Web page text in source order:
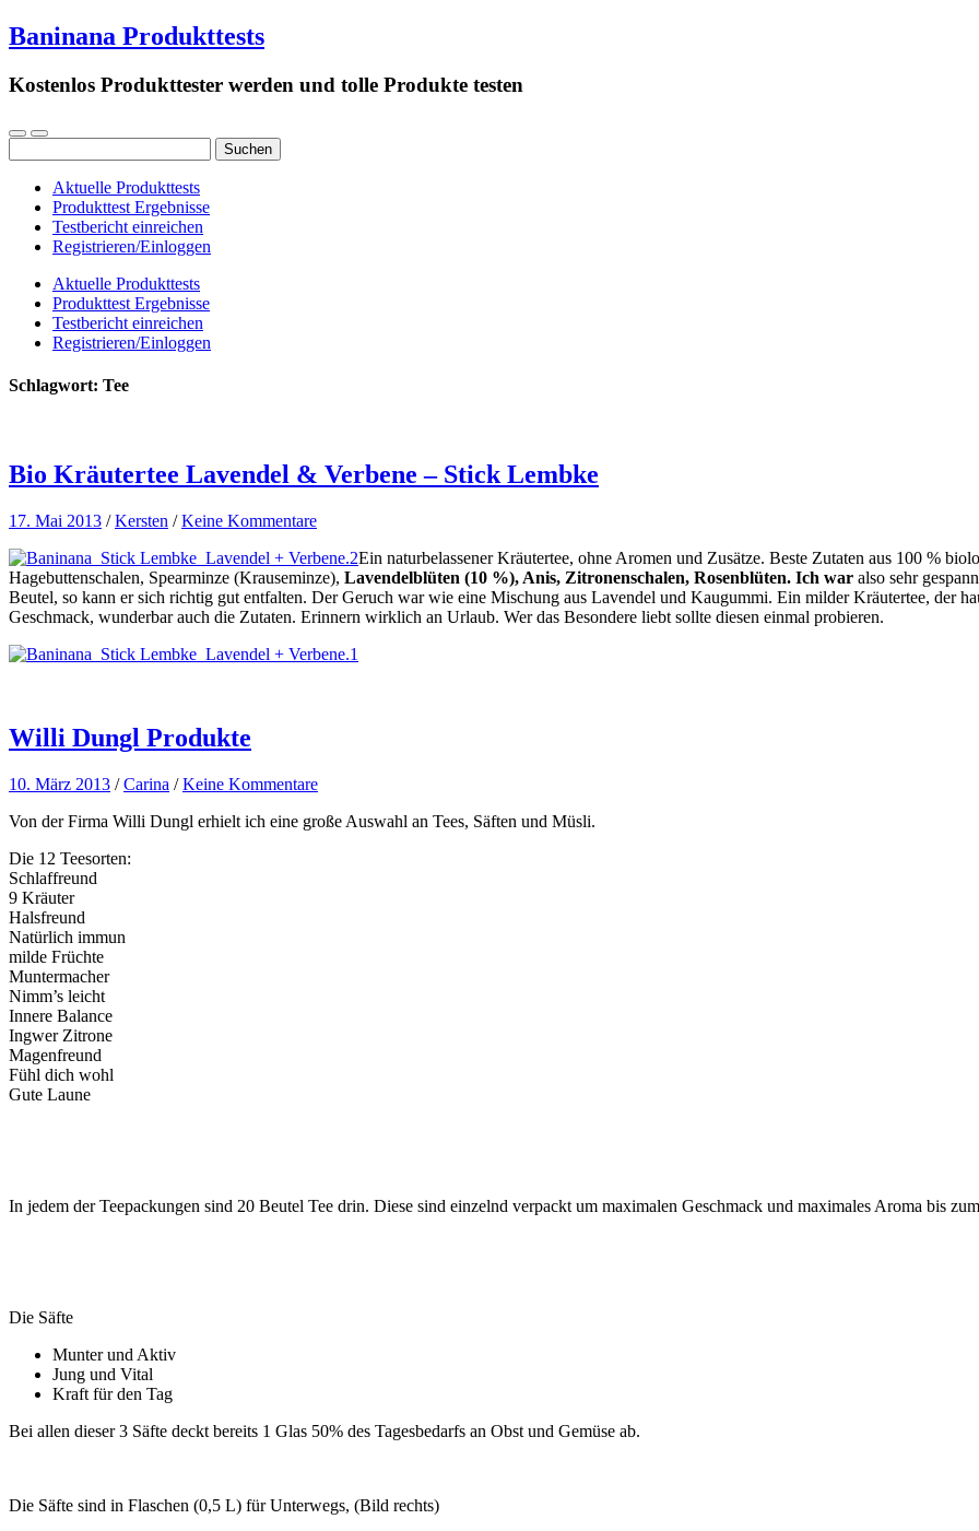
Baninana Produkttests
Kostenlos Produkttester werden und tolle Produkte testen
nach:
Aktuelle Produkttests
Produkttest Ergebnisse
Testbericht einreichen
Registrieren/Einloggen
Aktuelle Produkttests
Produkttest Ergebnisse
Testbericht einreichen
Registrieren/Einloggen
Schlagwort: Tee
Bio Kräutertee Lavendel & Verbene – Stick Lembke
17. Mai 2013 /Kersten /Keine Kommentare
Ein naturbelassener Kräutertee, ohne Aromen und Zusätze. Beste Zutaten aus 100 %
Hagebuttenschalen, Spearminze (Krauseminze), Lavendelblüten (10 %), Anis, Zitronenschalen, Rosenblüten. Ich war also sehr
Beutel, so kann er sich richtig gut entfalten. Der Geruch war wie eine Mischung aus Lavendel und Kaugummi. Ein milder Kräutertee, der
Geschmack, wunderbar auch die Zutaten. Erinnern wirklich an Urlaub. Wer das Besondere liebt sollte diesen einmal probieren.
Willi Dungl Produkte
10. März 2013 /Carina /Keine Kommentare
Von der Firma Willi Dungl erhielt ich eine große Auswahl an Tees, Säften und Müsli.
Die 12 Teesorten:
Schlaffreund
9 Kräuter
Halsfreund
Natürlich immun
milde Früchte
Muntermacher
Nimm’s leicht
Innere Balance
Ingwer Zitrone
Magenfreund
Fühl dich wohl
Gute Laune
In jedem der Teepackungen sind 20 Beutel Tee drin. Diese sind einzelnd verpackt um maximalen Geschmack und maximales Aroma bis
Die Säfte
Munter und Aktiv
Jung und Vital
Kraft für den Tag
Bei allen dieser 3 Säfte deckt bereits 1 Glas 50% des Tagesbedarfs an Obst und Gemüse ab.
Die Säfte sind in Flaschen (0,5 L) für Unterwegs, (Bild rechts)